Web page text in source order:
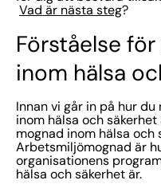
Vad är nästa steg?
Förståelse
inom hälsa
Innan vi går in på hur du
inom hälsa och
mognad inom hälsa och
Arbetsmiljömognad är
organisationens
hälsa och säkerhet är.